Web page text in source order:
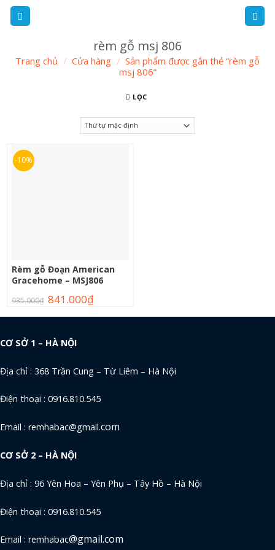
Skip
rèm gỗ msj 806
Trang chủ / Cửa hàng / Sản phẩm được gắn thẻ “rèm gỗ
msj 806”
LỌC
-10%
Rèm gỗ Đoạn American
Gracehome – MSJ806
935.000₫ 841.000₫
CƠ SỞ 1 – HÀ NỘI
Địa chỉ : 368 Trần Cung – Từ Liêm – Hà Nội
Điện thoại : 0916.810.545
Email : remhabac@gmail.com
CƠ SỞ 2 – HÀ NỘI
Địa chỉ : 96 Yên Hoa – Yên Phụ – Tây Hồ – Hà Nội
Điện thoại : 0916.810.545
Email : remhabac@gmail.com